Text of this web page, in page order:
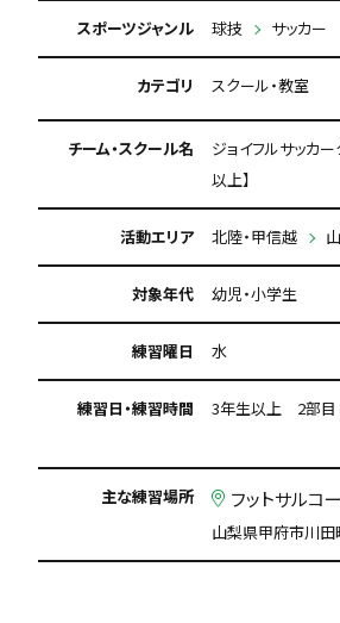
スポーツジャンル 球技 サッカー
カテゴリ スクール・教室
チーム・スクール名
ジョイフルサッカ
以上】
活動エリア 北陸・甲信越
対象年代 幼児・小学生
練習曜日 水
練習日・練習時間 3年生以上 2部目
主な練習場所 フットサルコ
山梨県甲府市川田